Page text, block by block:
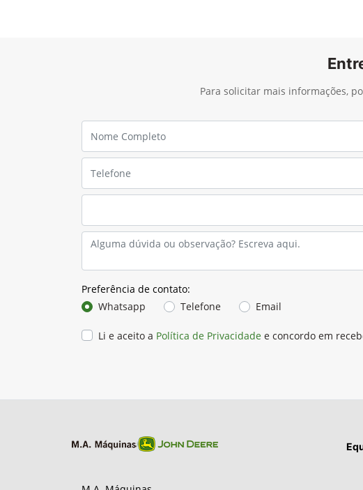
Para solicitar mais informações,
Preferência de contato:
Whatsapp
Telefone Email
Li e aceito a Política de Privacidade e concordo em